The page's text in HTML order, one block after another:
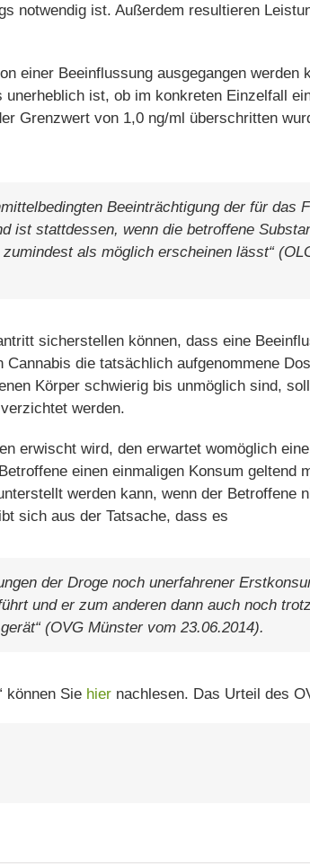
notwendig ist. Außerdem resultieren
einer Beeinflussung ausgegangen werden
ist, ob im konkreten Einzelfall
Grenzwert von 1,0 ng/ml überschritten
Beeinträchtigung der für das
ist stattdessen, wenn die betroffene
als möglich erscheinen lässt“
sicherstellen können, dass eine
die tatsächlich aufgenommene
Körper schwierig bis unmöglich sind,
werden.
erwischt wird, den erwartet womöglich
einen einmaligen Konsum geltend
werden kann, wenn der Betroffene
sich aus der Tatsache, dass es
der Droge noch unerfahrener
und er zum anderen dann auch noch
(OVG Münster vom 23.06.2014).
können Sie hier nachlesen. Das Urteil des